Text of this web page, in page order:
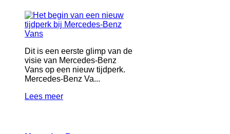
Dit is een eerste glimp van de
visie van Mercedes-Benz
Vans op een nieuw tijdperk.
Mercedes-Benz Va...
Lees meer